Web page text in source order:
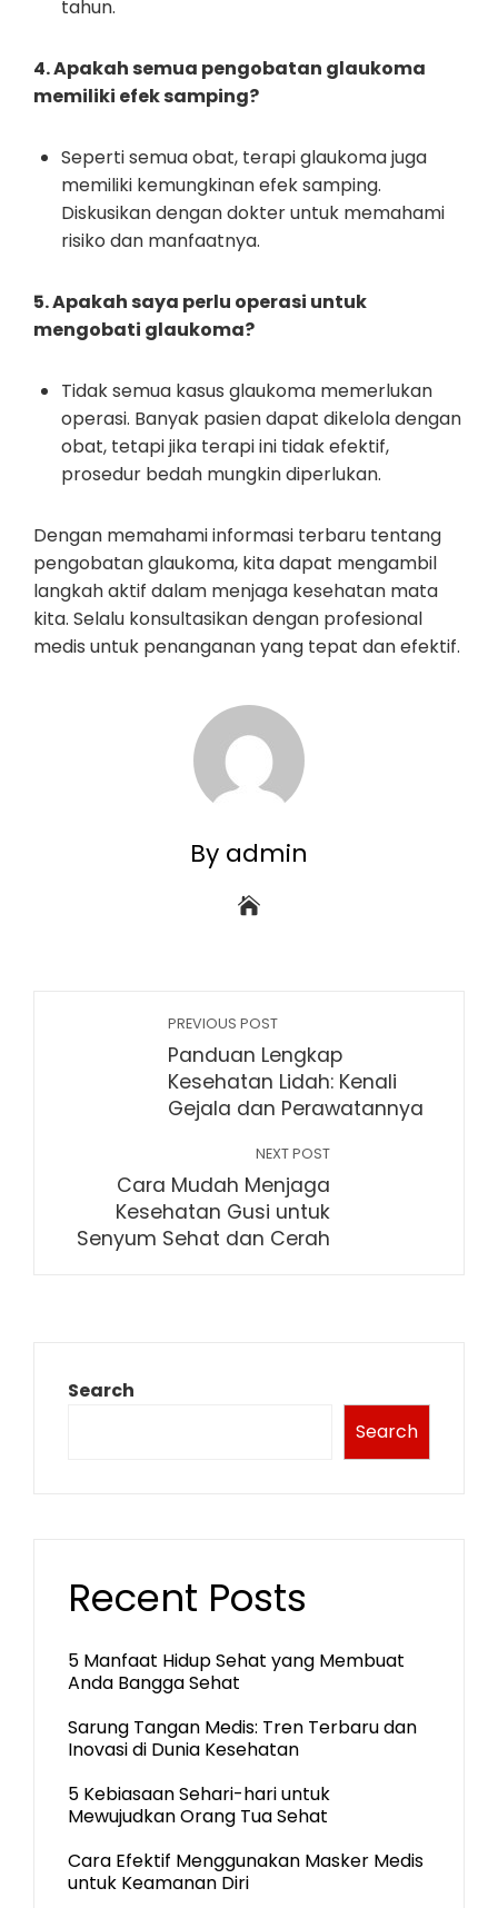
tahun.
4. Apakah semua pengobatan glaukoma
memiliki efek samping?
Seperti semua obat, terapi glaukoma juga
memiliki kemungkinan efek samping.
Diskusikan dengan dokter untuk memahami
risiko dan manfaatnya.
5. Apakah saya perlu operasi untuk
mengobati glaukoma?
Tidak semua kasus glaukoma memerlukan
operasi. Banyak pasien dapat dikelola dengan
obat, tetapi jika terapi ini tidak efektif,
prosedur bedah mungkin diperlukan.
Dengan memahami informasi terbaru tentang
pengobatan glaukoma, kita dapat mengambil
langkah aktif dalam menjaga kesehatan mata
kita. Selalu konsultasikan dengan profesional
medis untuk penanganan yang tepat dan efektif.
By admin
PREVIOUS POST
Panduan Lengkap
Kesehatan Lidah: Kenali
Gejala dan Perawatannya
NEXT POST
Cara Mudah Menjaga
Kesehatan Gusi untuk
Senyum Sehat dan Cerah
Search
Search
Recent Posts
5 Manfaat Hidup Sehat yang Membuat
Anda Bangga Sehat
Sarung Tangan Medis: Tren Terbaru dan
Inovasi di Dunia Kesehatan
5 Kebiasaan Sehari-hari untuk
Mewujudkan Orang Tua Sehat
Cara Efektif Menggunakan Masker Medis
untuk Keamanan Diri